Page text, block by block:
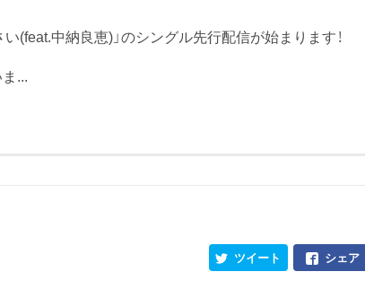
(feat.中納良恵)」のシングル先行配信が始まります！
...
シェア
ツイート